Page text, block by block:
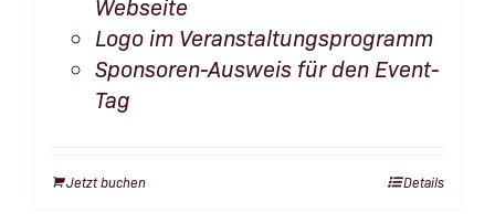
Webseite
Logo im Veranstaltungsprogramm
Sponsoren-Ausweis für den Event-
Tag
Jetzt buchen Details